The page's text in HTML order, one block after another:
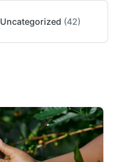
Uncategorized (42)